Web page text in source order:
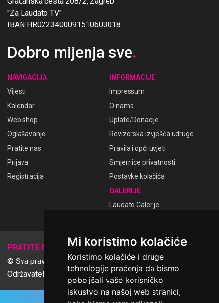
Mi koristimo kolačiće
Koristimo kolačiće i druge
tehnologije praćenja da bismo
poboljšali vaše korisničko
iskustvo na našoj web stranici,
"Za Laudato TV"
IBAN HR0223400091510603018
Dobro mijenja sve.
NAVIGACIJA
Vijesti
Kalendar
Web shop
Oglašavanje
Pratite nas
Prijava
Registracija
INFORMACIJE
Impressum
O nama
Uplate/Donacije
Revizorska izvješća udruge
Pravila i opći uvjeti
Smjernice privatnosti
Postavke kolačića
GALERIJE
Laudato Galerije
PRATITE NAS 𝕏
© Sva prava pridržana Udruga Ime dobrote
Održavatelj Netcom d.o.o., Riva 6, Rijeka